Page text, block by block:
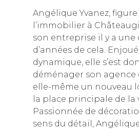
Angélique Yvanez, figure
l’immobilier à
son entreprise il y a une
d’années de cela.
dynamique, elle s’est
déménager son agence
elle-même un nouveau
la place principale de la
Passionnée de
sens du détail,